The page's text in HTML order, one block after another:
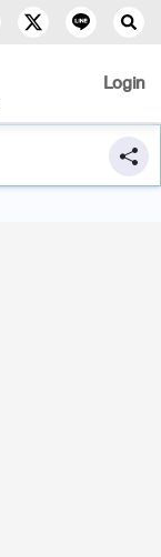
Login